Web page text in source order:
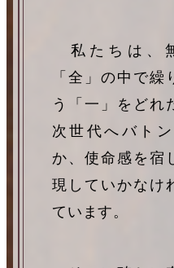
私たちは、
「全」の中で
う「一」をどれ
次世代へバト
か、使命感を宿
現していかなけ
ています。